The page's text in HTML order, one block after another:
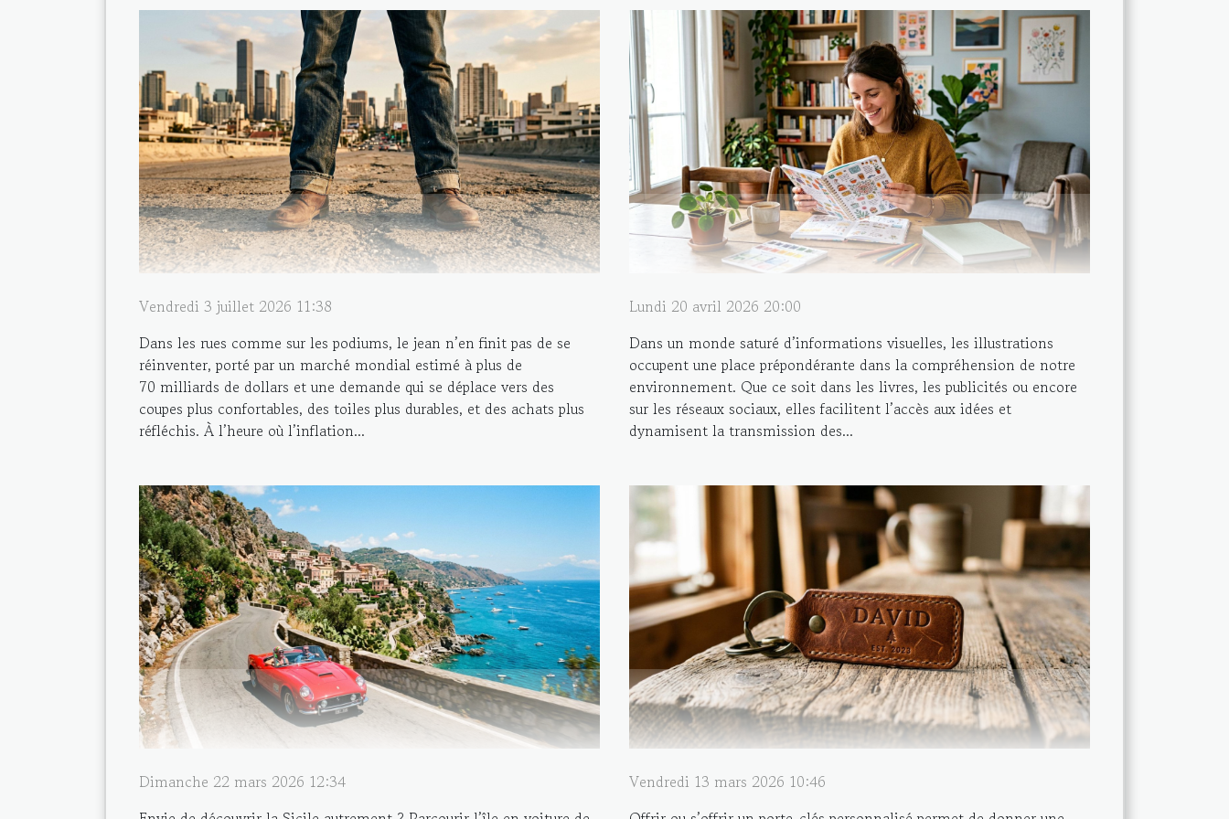
Vendredi 3 juillet 2026 11:38
Dans les rues comme sur les podiums, le jean n’en finit pas de se
réinventer, porté par un marché mondial estimé à plus de
70 milliards de dollars et une demande qui se déplace vers des
coupes plus confortables, des toiles plus durables, et des achats plus
réfléchis. À l’heure où l’inflation...
Lundi 20 avril 2026 20:00
Dans un monde saturé d’informations visuelles, les illustrations
occupent une place prépondérante dans la compréhension de notre
environnement. Que ce soit dans les livres, les publicités ou encore
sur les réseaux sociaux, elles facilitent l’accès aux idées et
dynamisent la transmission des...
Dimanche 22 mars 2026 12:34
Vendredi 13 mars 2026 10:46